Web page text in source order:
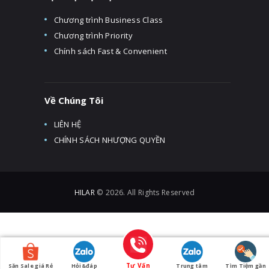
Chương trình Business Class
Chương trình Priority
Chính sách Fast & Convenient
Về Chúng Tôi
LIÊN HỆ
CHÍNH SÁCH NHƯỢNG QUYỀN
HILAR © 2026. All Rights Reserved
Săn Sale giá Rẻ Hỏi&đáp Tư Vấn Trung tâm Tìm Tiệm gần